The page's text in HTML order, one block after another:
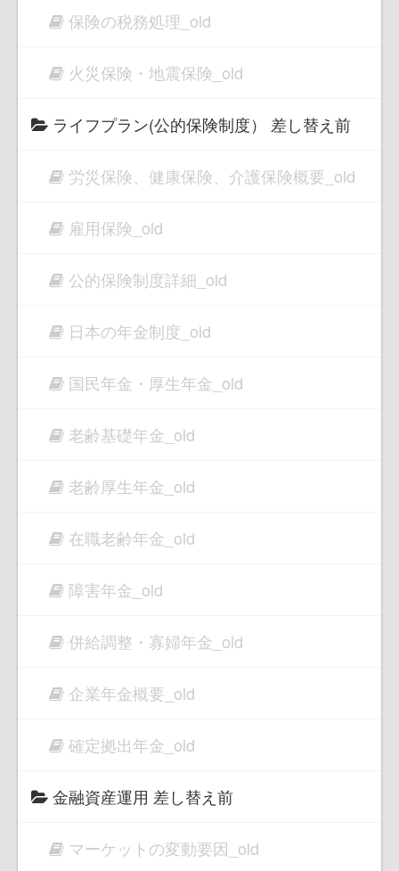
保険の税務処理_old
火災保険・地震保険_old
ライフプラン(公的保険制度） 差し替え前
労災保険、健康保険、介護保険概要_old
雇用保険_old
公的保険制度詳細_old
日本の年金制度_old
国民年金・厚生年金_old
老齢基礎年金_old
老齢厚生年金_old
在職老齢年金_old
障害年金_old
併給調整・寡婦年金_old
企業年金概要_old
確定拠出年金_old
金融資産運用 差し替え前
マーケットの変動要因_old